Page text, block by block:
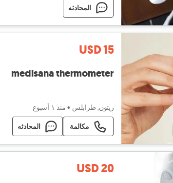
المحادثه
USD 15
medisana thermometer
زيتون, طرابلس • منذ ١ أسبوع
مكالمة المحادثه
USD 20